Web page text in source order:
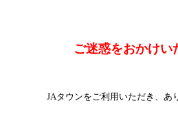
ご迷惑をおかけい
JAタウンをご利用いただき、あ